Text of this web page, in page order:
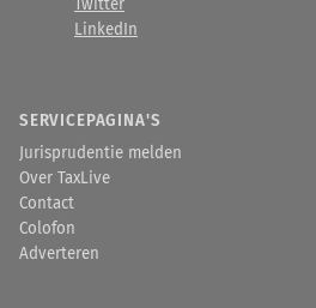
Twitter
LinkedIn
SERVICEPAGINA'S
Jurisprudentie melden
Over TaxLive
Contact
Colofon
Adverteren